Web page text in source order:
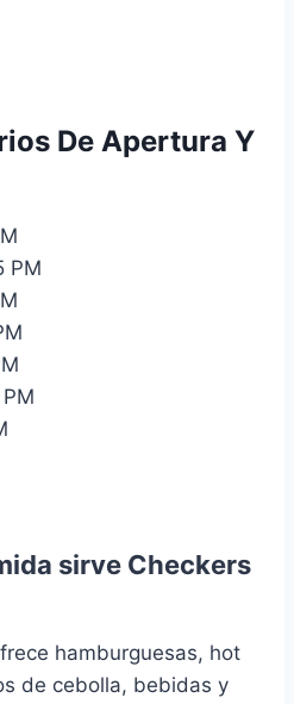
De Apertura Y
PM
sirve Checkers
hamburguesas, hot
de cebolla, bebidas y